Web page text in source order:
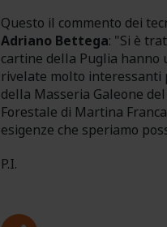
Questo il commento dei
Adriano Bettega: "Si è
cartine della Puglia hanno
rivelate molto interessanti
della Masseria Galeone
Forestale di Martina
esigenze che speriamo
P.I.